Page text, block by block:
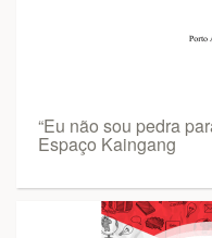
“Eu não sou pedra
Espaço Kaingang